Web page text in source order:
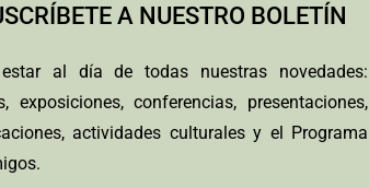
A NUESTRO BOLETÍN
al día de todas nuestras novedades:
exposiciones, conferencias, presentaciones,
actividades culturales y el Programa